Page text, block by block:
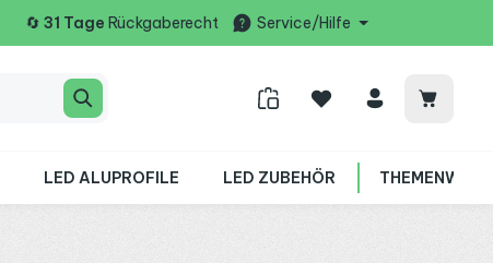
🔄 31 Tage Rückgaberecht Service/Hilfe
LED ALUPROFILE LED ZUBEHÖR